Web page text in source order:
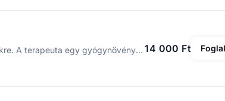
Masszázs anyagcsere és életmódbeli rendellenességekre. A terapeuta egy gyógynövényekből álló porkeveréket gyengéd dörzsöléssel visz fel a testre. Segít csökkenteni a túlsúlyt, a diabéteszt, magas vérnyomást és néhány modern kori betegséget, mint a túlevést stb. 14 000 Ft